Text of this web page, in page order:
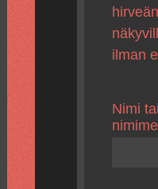
ilman
Nimi tai